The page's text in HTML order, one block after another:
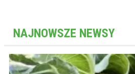
NAJNOWSZE NEWSY